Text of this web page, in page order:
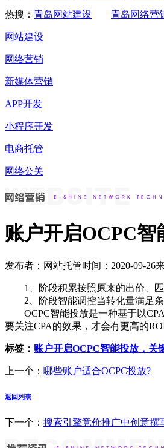
热搜： 青岛网站建设 青岛网络营
网站建设
网络营销
新媒体营销
APP开发
小程序开发
电商托管
网络公关
账户开启OCPC
发布者：网站托管时间：2020-09-26
1、阶段积累按照原来的出价、匹
2、阶段智能调控当转化量满足条
OCPC智能投放是一种基于以CPA
要关注CPA的效果，才会有更高的
标签： 账户开启OCPC智能投放，关
上一个： 哪些账户适合OCPC投放?
返回列表
下一个： 搜索引擎竞价推广中创意撰